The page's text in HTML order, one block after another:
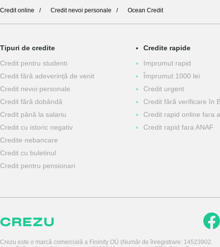
Credit online Credit nevoi personale Ocean Credit
Tipuri de credite
Сredit pentru studenti
Credit fără adeverință de venit
Credit nevoi personale
Сredit fără dobândă
Сredit până la salariu
Credit cu istoric negativ
Credite nebancare
Credit cu buletinul
Credit pentru pensionari
Credite rapide
Imprumut rapid
Împrumut 1000 lei
Credit urgent
Credit fără verificare în
Credit rapid online fara
Credit rapid fara ANAF
Crezu este o marcă comercială a Fininity OÜ (Număr de înregistrare: 14523902.